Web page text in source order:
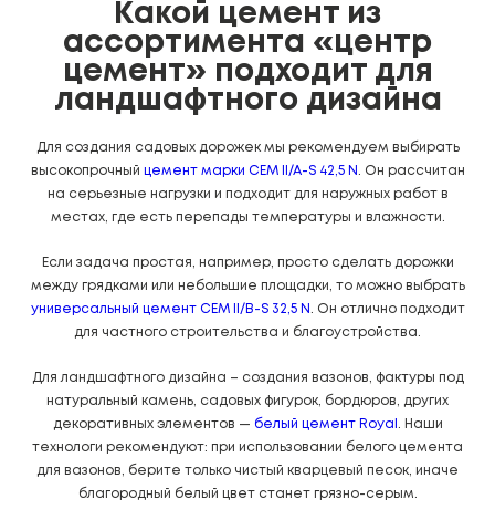
какой цемент из
ассортимента «центр
цемент» подходит для
ландшафтного дизайна
Для создания садовых дорожек мы рекомендуем выбирать
высокопрочный
цемент марки CEM II/A-S 42,5 N . Он рассчитан
на серьезные нагрузки и подходит для наружных работ в
местах, где есть перепады температуры и влажности.
Если задача простая, например, просто сделать дорожки
между грядками или небольшие площадки, то можно выбрать
универсальный цемент CEM II/B-S 32,5 N . Он отлично подходит
для частного строительства и благоустройства.
Для ландшафтного дизайна – создания вазонов, фактуры под
натуральный камень, садовых фигурок, бордюров, других
декоративных элементов — белый цемент Royal . Наши
технологи рекомендуют: при использовании белого цемента
для вазонов, берите только чистый кварцевый песок, иначе
благородный белый цвет станет грязно-серым.